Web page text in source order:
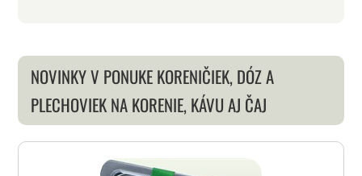
NOVINKY V PONUKE KORENIČIEK, DÓZ A
PLECHOVIEK NA KORENIE, KÁVU AJ ČAJ